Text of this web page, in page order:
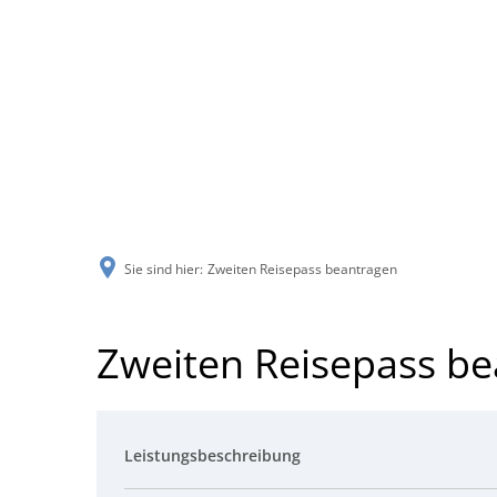
Sie sind hier: Zweiten Reisepass beantragen
Zweiten Reisepass
Leistungsbeschreibung